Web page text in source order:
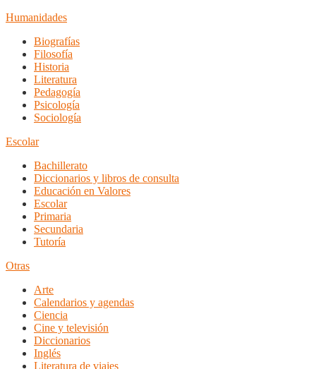
Humanidades
Biografías
Filosofía
Historia
Literatura
Pedagogía
Psicología
Sociología
Escolar
Bachillerato
Diccionarios y libros de consulta
Educación en Valores
Escolar
Primaria
Secundaria
Tutoría
Otras
Arte
Calendarios y agendas
Ciencia
Cine y televisión
Diccionarios
Inglés
Literatura de viajes